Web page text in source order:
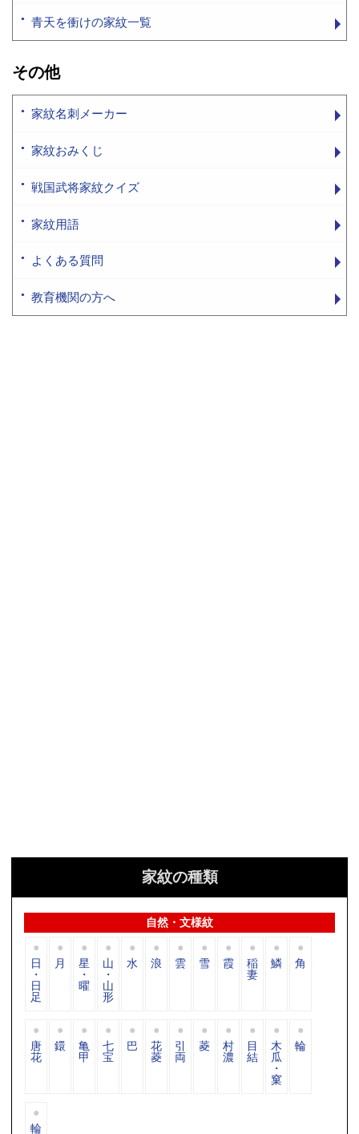
青天を衝けの家紋一覧
その他
家紋名刺メーカー
家紋おみくじ
戦国武将家紋クイズ
家紋用語
よくある質問
教育機関の方へ
家紋の種類
自然・文様紋
日
・
日
足
月 星
・
曜
山
・
山
形
水 浪 雲 雪 霞 稲
妻
鱗 角
唐
花
鐶 亀
甲
七
宝
巴 花
菱
引
両
菱 村
濃
目
結
木
瓜
・
窠
輪
輪